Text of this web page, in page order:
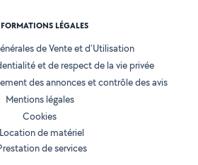
LÉGALES
de Vente et d'Utilisation
et de respect de la vie privée
des annonces et contrôle des avis
Mentions légales
Cookies
Location de matériel
de services